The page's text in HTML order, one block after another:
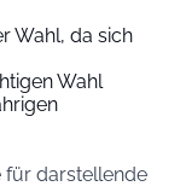
Wahl, da sich
Wahl
für darstellende